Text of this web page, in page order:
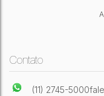
Contato
(11) 2745-5000